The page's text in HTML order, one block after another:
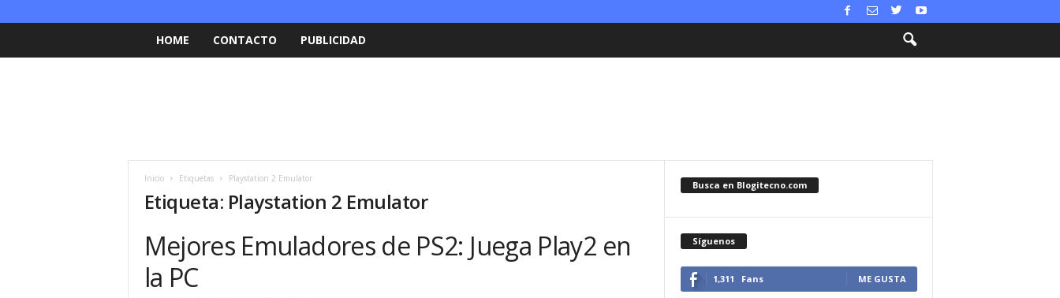
HOME CONTACTO PUBLICIDAD
Inicio Etiquetas Playstation 2 Emulator
Etiqueta: Playstation 2 Emulator
Mejores Emuladores de PS2: Juega Play2 en
la PC
Busca en Blogitecno.com
Síguenos
1,311 Fans ME GUSTA